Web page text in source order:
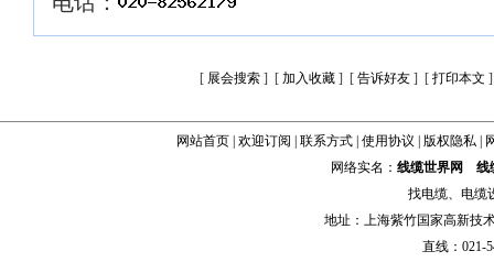
[ 展会搜索] [ 加入收藏] [ 告诉好友] [ 打印本文
网站首页| 欢迎订阅 联系方式| 使用协议 版权隐私|
网络实名： 线缆世界网
线
找电缆、 电缆
地址：上海紫竹国家高新技
直线：021-